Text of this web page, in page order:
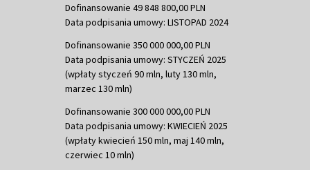
Dofinansowanie 49 848 800,00 PLN
Data podpisania umowy: LISTOPAD 2024
Dofinansowanie 350 000 000,00 PLN
Data podpisania umowy: STYCZEŃ 2025
(wpłaty styczeń 90 mln, luty 130 mln,
marzec 130 mln)
Dofinansowanie 300 000 000,00 PLN
Data podpisania umowy: KWIECIEŃ 2025
(wpłaty kwiecień 150 mln, maj 140 mln,
czerwiec 10 mln)